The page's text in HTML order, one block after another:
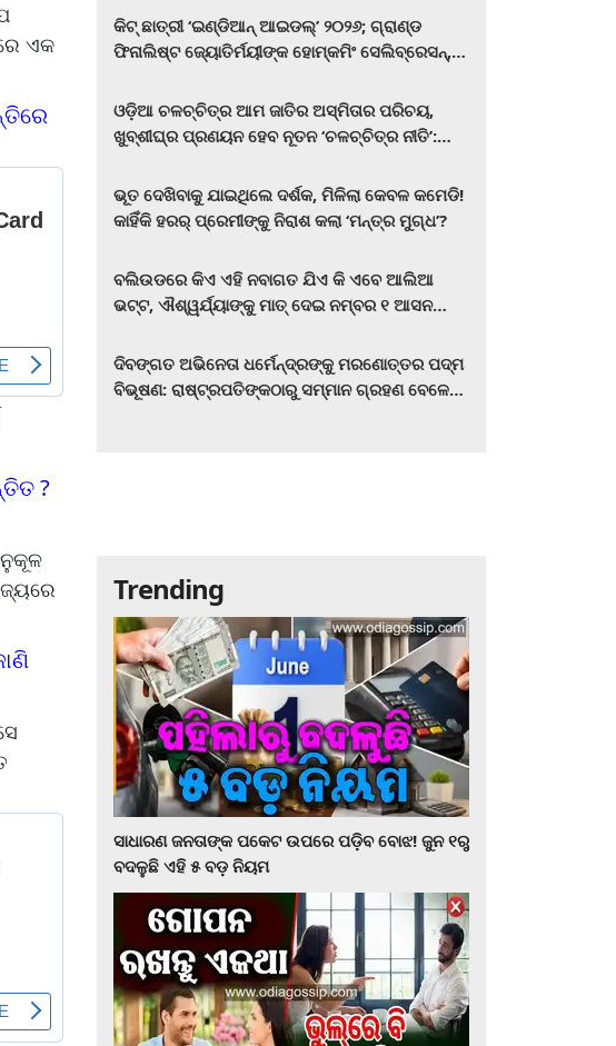
ଏକ
?
କିଟ୍‍ ଛାତ୍ରୀ ‘ଇଣ୍ଡିଆନ୍ ଆଇଡଲ୍‌’ ୨୦୨୬; ଗ୍ରାଣ୍ଡ
ଫିନାଲିଷ୍ଟ ଜ୍ୟୋତିର୍ମୟୀଙ୍କ ହୋମ୍‍କମିଂ ସେଲିବ୍ରେସନ୍‍,
ଓଡ଼ିଆ ଚଳଚ୍ଚିତ୍ର ଆମ ଜାତିର ଅସ୍ମିତାର ପରିଚୟ,
ଖୁବ୍‌ଶୀଘ୍ର ପ୍ରଣୟନ ହେବ ନୂତନ ‘ଚଳଚ୍ଚିତ୍ର ନୀତି’:
ଭୂତ ଦେଖିବାକୁ ଯାଇଥିଲେ ଦର୍ଶକ, ମିଳିଲା କେବଳ କମେଡି!
କାହିଁକି ହରର୍‌ ପ୍ରେମୀଙ୍କୁ ନିରାଶ କଲା ‘ମନ୍ତ୍ର ମୁଗ୍ଧ’?
ବଲିଉଡରେ କିଏ ଏହି ନବାଗତ ଯିଏ କି ଏବେ ଆଲିଆ
ଭଟ୍ଟ, ଐଶ୍ୱର୍ଯ୍ୟାଙ୍କୁ ମାତ୍‌ ଦେଇ ନମ୍ବର ୧ ଆସନ
ଦିବଙ୍ଗତ ଅଭିନେତା ଧର୍ମେନ୍ଦ୍ରଙ୍କୁ ମରଣୋତ୍ତର ପଦ୍ମ
ବିଭୂଷଣ: ରାଷ୍ଟ୍ରପତିଙ୍କଠାରୁ ସମ୍ମାନ ଗ୍ରହଣ ବେଳେ
Trending
ସାଧାରଣ ଜନତାଙ୍କ ପକେଟ ଉପରେ ପଡ଼ିବ ବୋଝ! ଜୁନ ୧ରୁ
ବଦଳୁଛି ଏହି ୫ ବଡ଼ ନିୟମ